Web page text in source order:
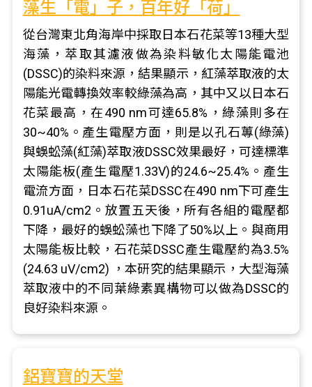
藻生「電」子，百年好「荷」
從台灣東北角海岸中採取日本石花菜等13種大型
海藻，萃取其濾液做為染料敏化太陽能電池
(DSSC)的染料來源，結果顯示，紅藻萃取液的太
陽能光電轉換效率較綠藻為高，其中又以日本石
花菜最高，在490 nm可達65.8%，綠藻則多在
30~40%。產生電壓方面，則是以孔石蓴(綠藻)
與蜈蚣藻(紅藻)萃取液DSSC效果最好，可達標準
太陽能板(產生電壓1.33V)的24.6~25.4%。產生
電流方面，日本石花菜DSSC在490 nm下可產生
0.91uA/cm2。放置五天後，所有各組的電壓都
下降，最好的蜈蚣藻也下降了50%以上。與商用
太陽能板比較，石花菜DSSC產生電壓約為3.5%
(24.63 uV/cm2) ，本研究的結果顯示，大型海藻
萃取液中的不同葉綠素異構物可以做為DSSC的
良好染料來源。
鋁寶寶的天堂